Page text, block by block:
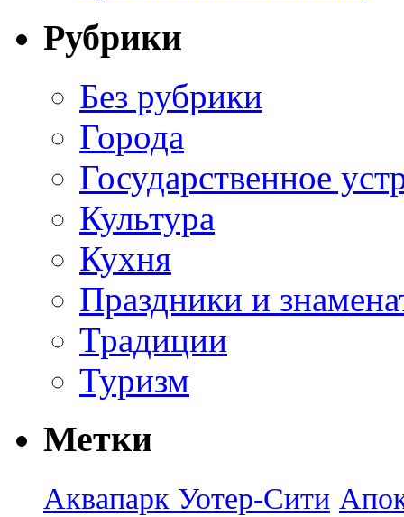
Рубрики
Без рубрики
Города
Государственное
Культура
Кухня
Праздники и
Традиции
Туризм
Метки
Аквапарк Уотер-Сити